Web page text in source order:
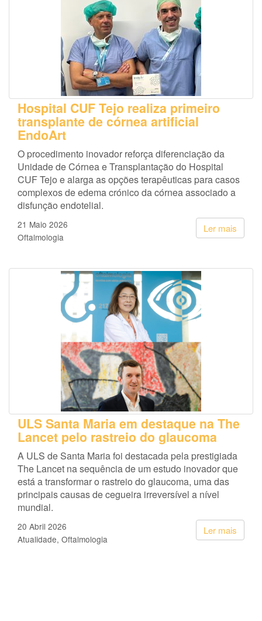
Hospital CUF Tejo realiza primeiro
transplante de córnea artificial
EndoArt
O procedimento inovador reforça diferenciação da
Unidade de Córnea e Transplantação do Hospital
CUF Tejo e alarga as opções terapêuticas para casos
complexos de edema crónico da córnea associado a
disfunção endotelial.
Ler mais
21 Maio 2026
Oftalmologia
ULS Santa Maria em destaque na The
Lancet pelo rastreio do glaucoma
A ULS de Santa Maria foi destacada pela prestigiada
The Lancet na sequência de um estudo inovador que
está a transformar o rastreio do glaucoma, uma das
principais causas de cegueira irreversível a nível
mundial.
Ler mais
20 Abril 2026
Atualidade Oftalmologia